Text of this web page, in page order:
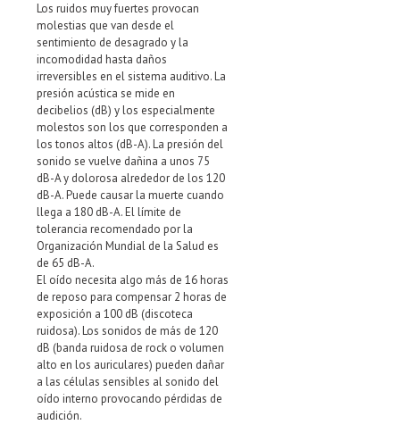
Los ruidos muy fuertes provocan
molestias que van desde el
sentimiento de desagrado y la
incomodidad hasta daños
irreversibles en el sistema auditivo. La
presión acústica se mide en
decibelios (dB) y los especialmente
molestos son los que corresponden a
los tonos altos (dB-A). La presión del
sonido se vuelve dañina a unos 75
dB-A y dolorosa alrededor de los 120
dB-A. Puede causar la muerte cuando
llega a 180 dB-A. El límite de
tolerancia recomendado por la
Organización Mundial de la Salud es
de 65 dB-A.
El oído necesita algo más de 16 horas
de reposo para compensar 2 horas de
exposición a 100 dB (discoteca
ruidosa). Los sonidos de más de 120
dB (banda ruidosa de rock o volumen
alto en los auriculares) pueden dañar
a las células sensibles al sonido del
oído interno provocando pérdidas de
audición.